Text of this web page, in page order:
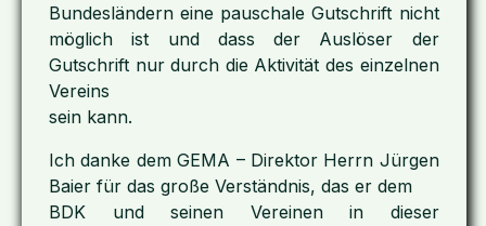
Bundesländern eine pauschale Gutschrift nicht
möglich ist und dass der Auslöser der
Gutschrift nur durch die Aktivität des einzelnen
Vereins
sein kann.
Ich danke dem GEMA – Direktor Herrn Jürgen
Baier für das große Verständnis, das er dem
BDK und seinen Vereinen in dieser